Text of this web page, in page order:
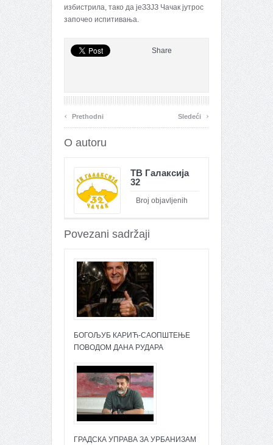
избистрила, тако да јеЗЗЈЗ Чачак јутрос
започео испитивања.
Share
‹ Prethodni Sledeći ›
O autoru
ТВ Галаксија
32
Broj objavljenih
Povezani sadržaji
БОГОЉУБ КАРИЋ-САОПШТЕЊЕ
ПОВОДОМ ДАНА РУДАРА
ГРАДСКА УПРАВА ЗА УРБАНИЗАМ